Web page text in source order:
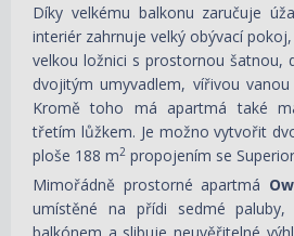
Díky velkému balkonu zaručuje
interiér zahrnuje velký obývací
velkou ložnici s prostornou šatnou,
dvojitým umyvadlem, vířivou
Kromě toho má apartmá také
třetím lůžkem. Je možno vytvořit
ploše 188 m2 propojením se
Mimořádně prostorné apartmá
umístěné na přídi sedmé paluby,